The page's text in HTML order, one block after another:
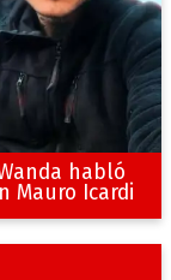
habló
Mauro Icardi